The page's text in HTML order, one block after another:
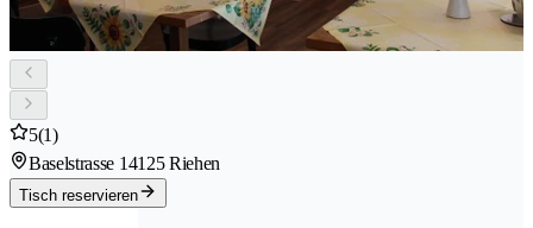
5(1)
Baselstrasse 14125 Riehen
Tisch reservieren